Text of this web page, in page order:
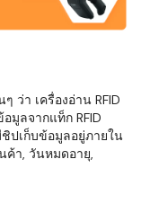
ว่า เครื่องอ่าน RFID
มูลจากแท็ก RFID
ชิปเก็บข้อมูลอยู่ภายใน
ค้า, วันหมดอายุ,